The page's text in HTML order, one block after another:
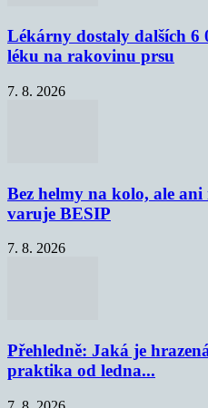
Lékárny dostaly dalších 6
léku na rakovinu prsu
7. 8. 2026
Bez helmy na kolo, ale ani
varuje BESIP
7. 8. 2026
Přehledně: Jaká je
praktika od ledna...